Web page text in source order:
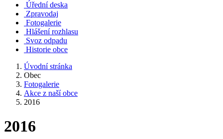
Úřední deska
Zpravodaj
Fotogalerie
Hlášení rozhlasu
Svoz odpadu
Historie obce
Úvodní stránka
Obec
Fotogalerie
Akce z naší obce
2016
2016